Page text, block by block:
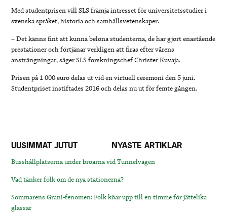
Med studentprisen vill SLS främja intresset för universitetsstudier i
svenska språket, historia och samhällsvetenskaper.
– Det känns fint att kunna belöna studenterna, de har gjort enastående
prestationer och förtjänar verkligen att firas efter vårens
ansträngningar, säger SLS forskningschef Christer Kuvaja.
Prisen på 1 000 euro delas ut vid en virtuell ceremoni den 5 juni.
Studentpriset instiftades 2016 och delas nu ut för femte gången.
UUSIMMAT JUTUT NYASTE ARTIKLAR
Busshållplatserna under broarna vid Tunnelvägen
Vad tänker folk om de nya stationerna?
Sommarens Grani-fenomen: Folk köar upp till en timme för jättelika
glassar